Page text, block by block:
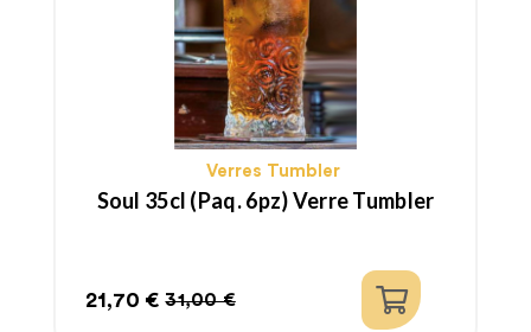
Verres Tumbler
Soul 35cl (paq. 6pz) Verre Tumbler
Prix
21,70 €
Prix
31,00 €